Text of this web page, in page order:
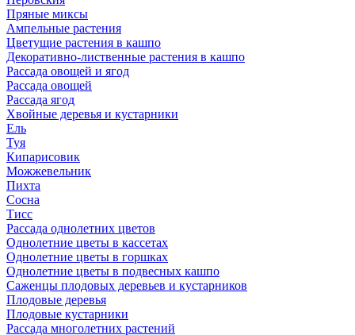
Пряные миксы
Ампельные растения
Цветущие растения в кашпо
Декоративно-лиственные растения в кашпо
Рассада овощей и ягод
Рассада овощей
Рассада ягод
Хвойные деревья и кустарники
Ель
Туя
Кипарисовик
Можжевельник
Пихта
Сосна
Тисc
Рассада однолетних цветов
Однолетние цветы в кассетах
Однолетние цветы в горшках
Однолетние цветы в подвесных кашпо
Саженцы плодовых деревьев и кустарников
Плодовые деревья
Плодовые кустарники
Рассада многолетних растений